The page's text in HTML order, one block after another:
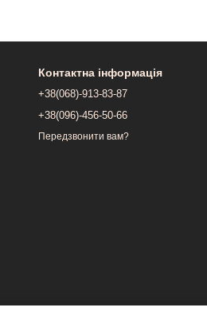
Контактна інформація
+38(068)-913-83-87
+38(096)-456-50-66
Передзвонити вам?